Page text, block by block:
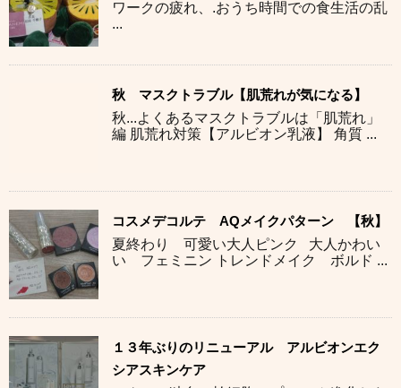
ワークの疲れ、.おうち時間での食生活の乱
...
秋 マスクトラブル【肌荒れが気になる】
秋...よくあるマスクトラブルは「肌荒れ」
編 肌荒れ対策【アルビオン乳液】 角質 ...
コスメデコルテ AQメイクパターン 【秋】
夏終わり 可愛い大人ピンク 大人かわい
い フェミニン トレンドメイク ボルド ...
１３年ぶりのリニューアル アルビオンエク
シアスキンケア